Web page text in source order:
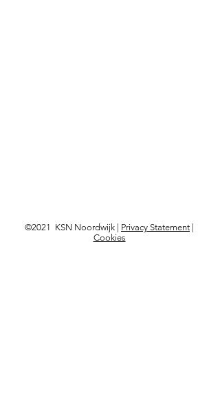
©2021 KSN Noordwijk | Privacy Statement
Cookies